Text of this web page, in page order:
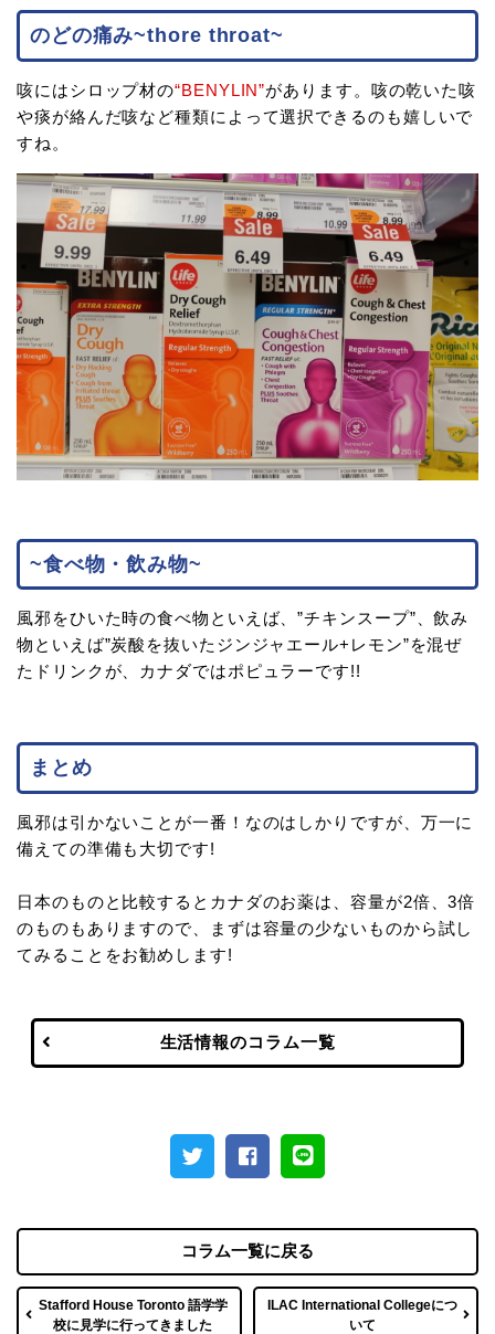
のどの痛み~thore throat~
咳にはシロップ材の“BENYLIN”があります。咳の乾いた咳
や痰が絡んだ咳など種類によって選択できるのも嬉しいで
すね。
~食べ物・飲み物~
風邪をひいた時の食べ物といえば、”チキンスープ”、飲み
物といえば”炭酸を抜いたジンジャエール+レモン”を混ぜ
たドリンクが、カナダではポピュラーです!!
まとめ
風邪は引かないことが一番！なのはしかりですが、万一に
備えての準備も大切です!
日本のものと比較するとカナダのお薬は、容量が2倍、3倍
のものもありますので、まずは容量の少ないものから試し
てみることをお勧めします!
生活情報のコラム一覧
Stafford House Toronto 語学学
校に見学に行ってきました
コラム一覧に戻る
ILAC International Collegeにつ
いて